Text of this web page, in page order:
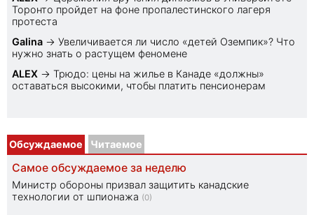
Торонто пройдет на фоне пропалестинского лагеря
протеста
Galina → Увеличивается ли число «детей Оземпик»? Что
нужно знать о растущем феномене
ALEX → Трюдо: цены на жилье в Канаде «должны»
оставаться высокими, чтобы платить пенсионерам
Обсуждаемое Читаемое
Самое обсуждаемое за неделю
Министр обороны призвал защитить канадские
технологии от шпионажа (0)